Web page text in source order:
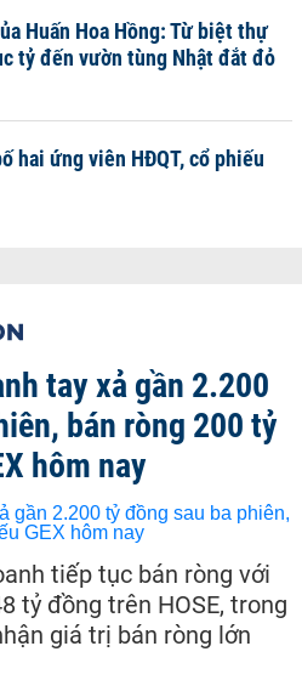
Huấn Hoa Hồng: Từ biệt thự
tỷ đến vườn tùng Nhật đắt đỏ
hai ứng viên HĐQT, cổ phiếu
tay xả gần 2.200
bán ròng 200 tỷ
hôm nay
tiếp tục bán ròng với
tỷ đồng trên HOSE, trong
giá trị bán ròng lớn